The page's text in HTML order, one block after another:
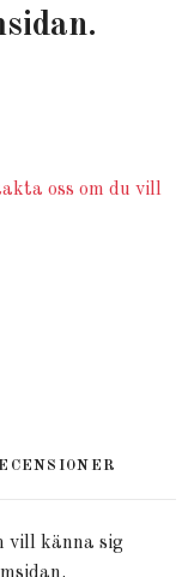
oss om du vill
vill känna sig